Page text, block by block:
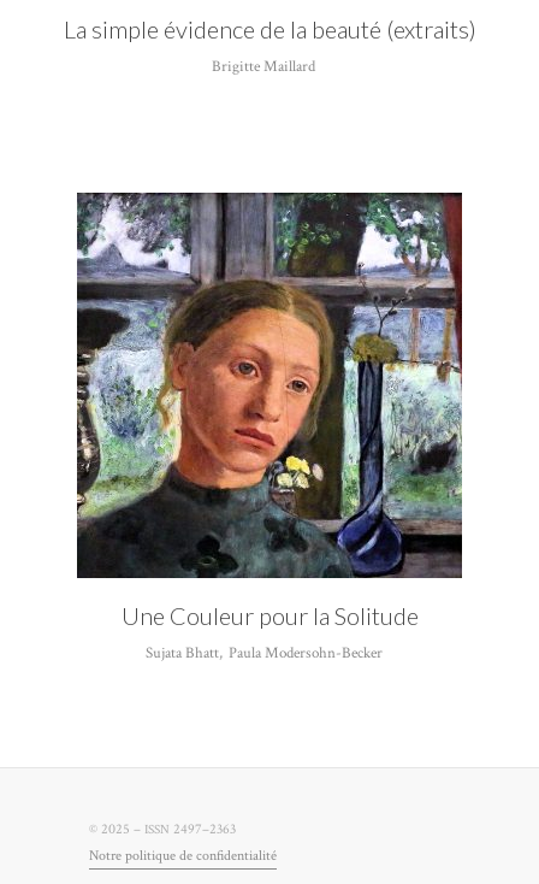
La simple évidence de la beauté (extraits)
Brigitte Maillard
Une Couleur pour la Solitude
Sujata Bhatt, Paula Modersohn-Becker
© 2025 – ISSN 2497–2363
Notre poli­tique de confidentialité